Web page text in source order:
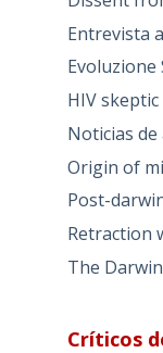
Entrevista
Evoluzione
HIV skeptic
Noticias de
Origin of
Post-
Retraction
The
Críticos